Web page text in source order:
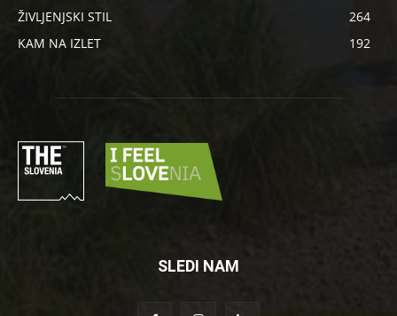
ŽIVLJENJSKI STIL
264
KAM NA IZLET
192
SLEDI NAM